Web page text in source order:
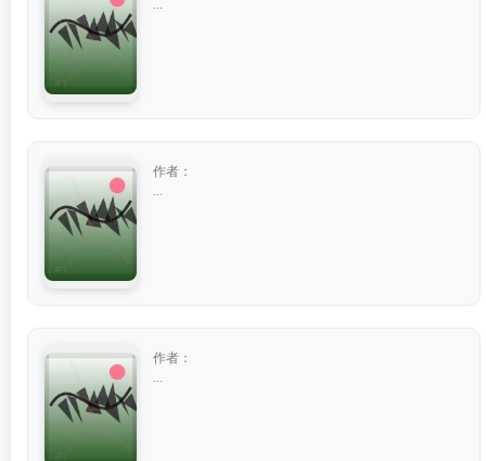
作者：
作者：